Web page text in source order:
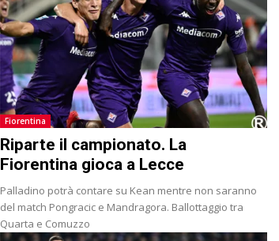
Fiorentina
Riparte il campionato. La
Fiorentina gioca a Lecce
Palladino potrà contare su Kean mentre non saranno
del match Pongracic e Mandragora. Ballottaggio tra
Quarta e Comuzzo